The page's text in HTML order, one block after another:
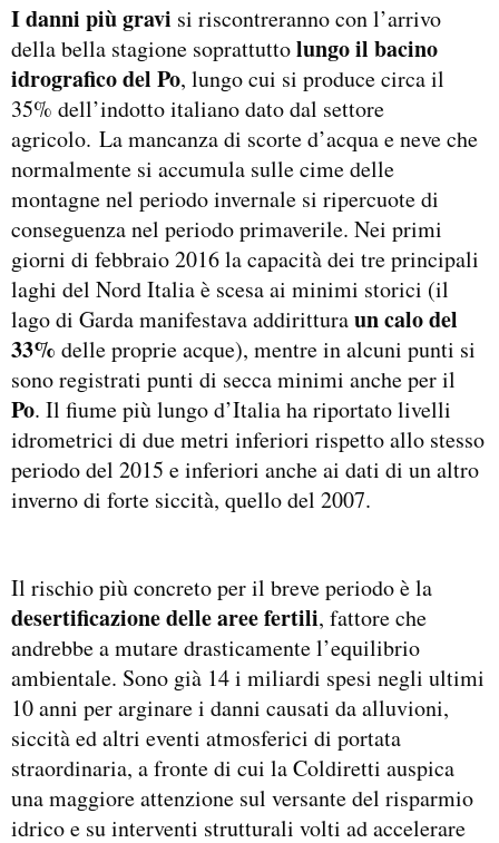
I danni più gravi si riscontreranno con l’arrivo
della bella stagione soprattuttolungo il bacino
idrografico del Po, lungo cui si produce circa il
35% dell’indotto italiano dato dal settore
agricolo. La mancanza di scorte d’acqua e neve che
normalmente si accumula sulle cime delle
montagne nel periodo invernale si ripercuote di
conseguenza nel periodo primaverile. Nei primi
giorni di febbraio 2016 la capacità dei tre principali
laghi del Nord Italia è scesa ai minimi storici (il
lago di Garda manifestava addiritturaun calo del
33% delle proprie acque), mentre in alcuni punti si
sono registrati punti di secca minimi anche per il
Po. Il fiume più lungo d’Italia ha riportato livelli
idrometrici di due metri inferiori rispetto allo stesso
periodo del 2015 e inferiori anche ai dati di un altro
inverno di forte siccità, quello del 2007.
Il rischio più concreto per il breve periodo è la
desertificazione delle aree fertili, fattore che
andrebbe a mutare drasticamente l’equilibrio
ambientale. Sono già 14 i miliardi spesi negli ultimi
10 anni per arginare i danni causati da alluvioni,
siccità ed altri eventi atmosferici di portata
straordinaria, a fronte di cui la Coldiretti auspica
una maggiore attenzione sul versante del risparmio
idrico e su interventi strutturali volti ad accelerare